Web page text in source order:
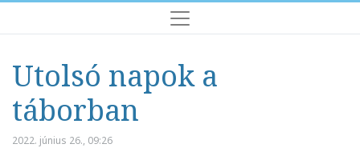
Utolsó napok a
táborban
2022. június 26., 09:26